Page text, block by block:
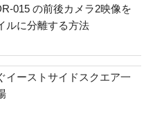
015 の前後カメラ2映像を
ルに分離する方法
イーストサイドスクエア一